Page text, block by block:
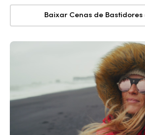
Baixar Cenas de Bastidores